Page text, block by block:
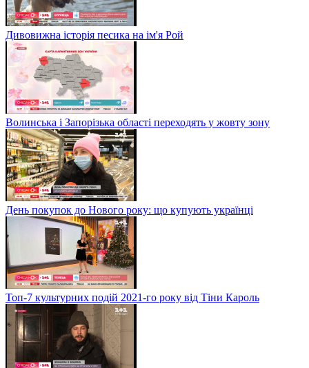
Дивовижна історія песика на ім'я Рой
Волинська і Запорізька області переходять у жовту зону
День покупок до Нового року: що купують українці
Топ-7 культурних подій 2021-го року від Тіни Кароль